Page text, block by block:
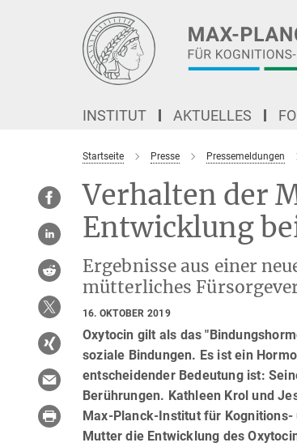
INSTITUT AKTUELLES
Startseite Presse Pressemeldungen
Verhalten der
Entwicklung
Ergebnisse aus einer
mütterliches
16. OKTOBER 2019
Oxytocin gilt als das
soziale Bindungen. Es ist ein
entscheidender Bedeutung ist:
Berührungen. Kathleen Krol und
Max-Planck-Institut für
Mutter die Entwicklung des